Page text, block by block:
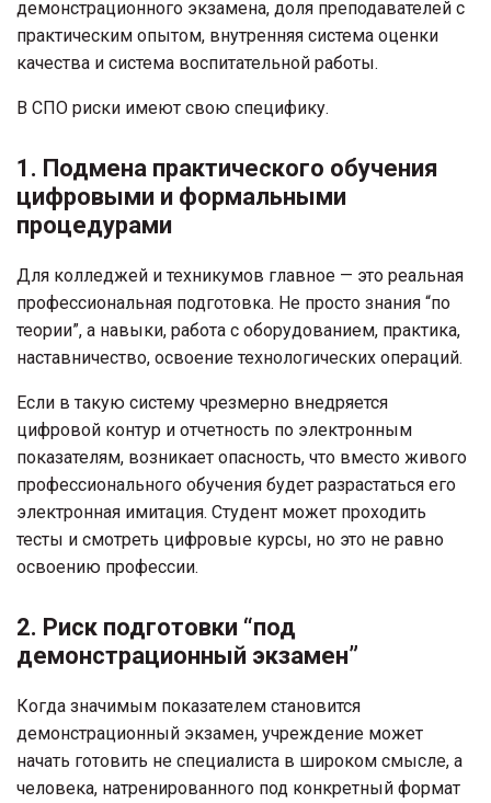
демонстрационного экзамена, доля преподавателей с
практическим опытом, внутренняя система оценки
качества и система воспитательной работы.
В СПО риски имеют свою специфику.
1. Подмена практического обучения
цифровыми и формальными
процедурами
Для колледжей и техникумов главное — это реальная
профессиональная подготовка. Не просто знания “по
теории”, а навыки, работа с оборудованием, практика,
наставничество, освоение технологических операций.
Если в такую систему чрезмерно внедряется
цифровой контур и отчетность по электронным
показателям, возникает опасность, что вместо живого
профессионального обучения будет разрастаться его
электронная имитация. Студент может проходить
тесты и смотреть цифровые курсы, но это не равно
освоению профессии.
2. Риск подготовки “под
демонстрационный экзамен”
Когда значимым показателем становится
демонстрационный экзамен, учреждение может
начать готовить не специалиста в широком смысле, а
человека, натренированного под конкретный формат